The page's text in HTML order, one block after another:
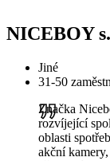
NICEBOY
Jiné
31-50
Značka
rozvíjející
oblasti
akční